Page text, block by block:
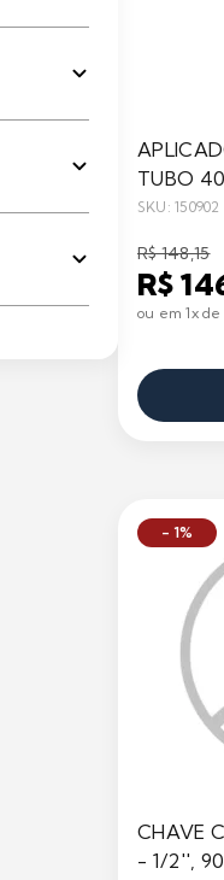
TUBO
SKU: 150902
R$ 148,15
R$
ou em 1x
- 1%
CHAVE
- 1/2'',